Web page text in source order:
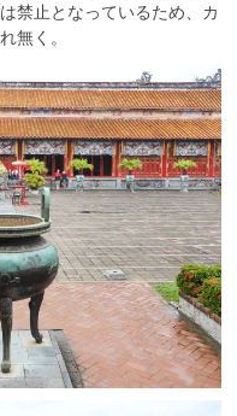
禁止となっているため、カ
無く。